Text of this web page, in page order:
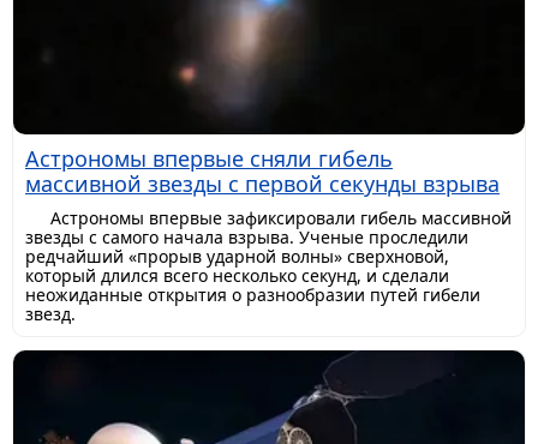
Астрономы впервые сняли гибель
массивной звезды с первой секунды взрыва
Астрономы впервые зафиксировали гибель массивной
звезды с самого начала взрыва. Ученые проследили
редчайший «прорыв ударной волны» сверхновой,
который длился всего несколько секунд, и сделали
неожиданные открытия о разнообразии путей гибели
звезд.